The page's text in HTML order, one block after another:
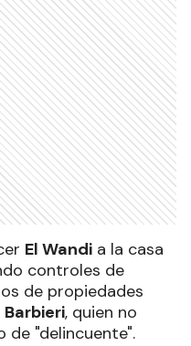
El Wandi a la casa
controles de
de propiedades
, quien no
"delincuente".